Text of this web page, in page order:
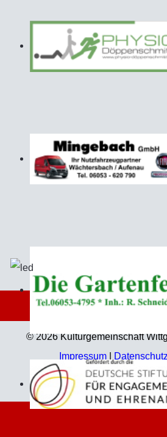
© 2026 Kulturgemeinschaft
Impressum
Technische Umsetzung: Jahn